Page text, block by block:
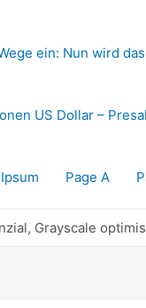
ein: Nun wird
US Dollar –
Page A
Grayscale